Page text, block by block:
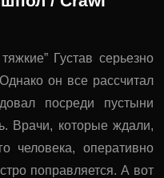
Густав серьезно
он все рассчитал
посреди пустыни
Врачи, которые ждали,
человека, оперативно
поправляется. А вот